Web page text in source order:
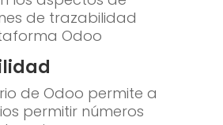
de trazabilidad
Odoo
de Odoo permite a
permitir números